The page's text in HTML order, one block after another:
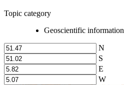
Topic category
Geoscientific information
N
S
E
W